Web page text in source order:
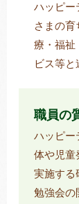
ハッピー
さまの
療・福祉
ビス等と
職員の
ハッピー
体や児童
実施する
勉強会の